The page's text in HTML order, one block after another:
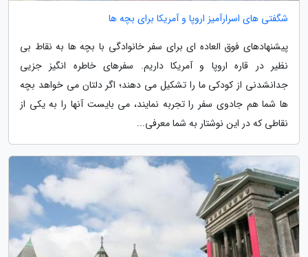
شگفتی های اسرارآمیز اروپا و آمریکا برای بچه ها
پیشنهادهای فوق العاده ای برای سفر خانوادگی با بچه ها به نقاط بی
نظیر در قاره اروپا و آمریکا داریم. سفرهای خاطره انگیز جزیی
جدانشدنی از کودکی ما را تشکیل می دهند؛ اگر دلتان می خواهد بچه
ها شما هم جادوی سفر را تجربه نمایند، می بایست آنها را به یکی از
نقاطی که در این نوشتار به شما معرفی...